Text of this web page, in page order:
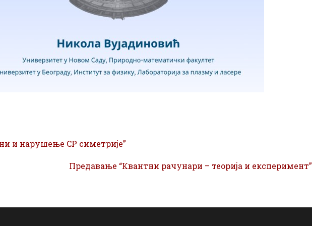
и нарушење CP симетрије”
Предавање “Квантни рачунари – теорија и експеримент”